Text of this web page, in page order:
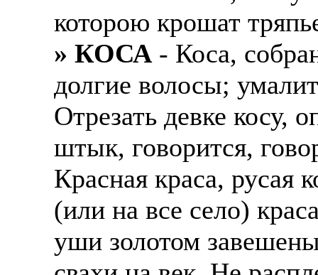
которою крошат
» КОСА- Коса,
долгие волосы;
Отрезать девке косу,
штык, говорится,
Красная краса, русая
(или на все село)
уши золотом